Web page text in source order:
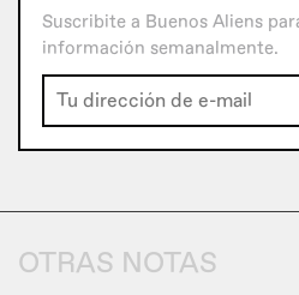
Suscribite a Buenos Aliens
información semanalmente.
OTRAS NOTAS